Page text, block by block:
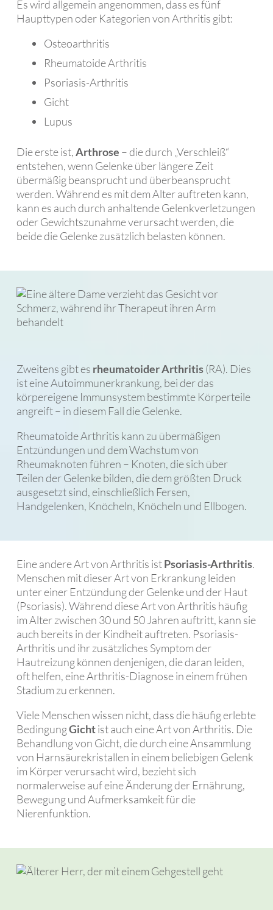
Es wird allgemein angenommen, dass es fünf
Haupttypen oder Kategorien von Arthritis gibt:
Osteoarthritis
Rheumatoide Arthritis
Psoriasis-Arthritis
Gicht
Lupus
Die erste ist,Arthrose – die durch „Verschleiß“
entstehen, wenn Gelenke über längere Zeit
übermäßig beansprucht und überbeansprucht
werden. Während es mit dem Alter auftreten kann,
kann es auch durch anhaltende Gelenkverletzungen
oder Gewichtszunahme verursacht werden, die
beide die Gelenke zusätzlich belasten können.
Zweitens gibt es rheumatoider Arthritis(RA). Dies
ist eine Autoimmunerkrankung, bei der das
körpereigene Immunsystem bestimmte Körperteile
angreift – in diesem Fall die Gelenke.
Rheumatoide Arthritis kann zu übermäßigen
Entzündungen und dem Wachstum von
Rheumaknoten führen – Knoten, die sich über
Teilen der Gelenke bilden, die dem größten Druck
ausgesetzt sind, einschließlich Fersen,
Handgelenken, Knöcheln, Knöcheln und Ellbogen.
Eine andere Art von Arthritis istPsoriasis-Arthritis.
Menschen mit dieser Art von Erkrankung leiden
unter einer Entzündung der Gelenke und der Haut
(Psoriasis). Während diese Art von Arthritis häufig
im Alter zwischen 30 und 50 Jahren auftritt, kann sie
auch bereits in der Kindheit auftreten. Psoriasis-
Arthritis und ihr zusätzliches Symptom der
Hautreizung können denjenigen, die daran leiden,
oft helfen, eine Arthritis-Diagnose in einem frühen
Stadium zu erkennen.
Viele Menschen wissen nicht, dass die häufig erlebte
BedingungGichtist auch eine Art von Arthritis. Die
Behandlung von Gicht, die durch eine Ansammlung
von Harnsäurekristallen in einem beliebigen Gelenk
im Körper verursacht wird, bezieht sich
normalerweise auf eine Änderung der Ernährung,
Bewegung und Aufmerksamkeit für die
Nierenfunktion.